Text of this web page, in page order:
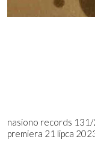
nasiono records
premiera 21 lipca